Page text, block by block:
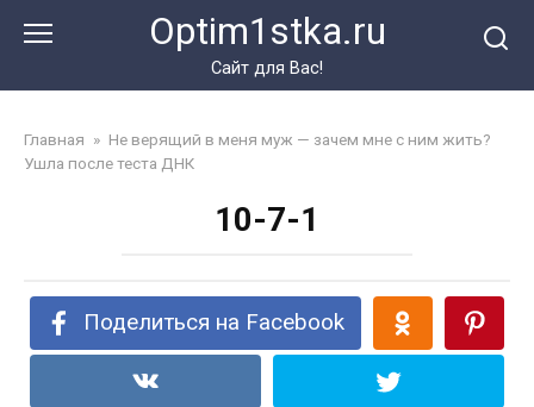
Optim1stka.ru
Сайт для Вас!
Главная » Не верящий в меня муж — зачем мне с ним жить?
Ушла после теста ДНК
10-7-1
Поделиться на Facebook